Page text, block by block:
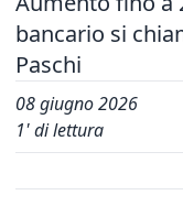
bancario si
Paschi
08 giugno 2026
1' di lettura